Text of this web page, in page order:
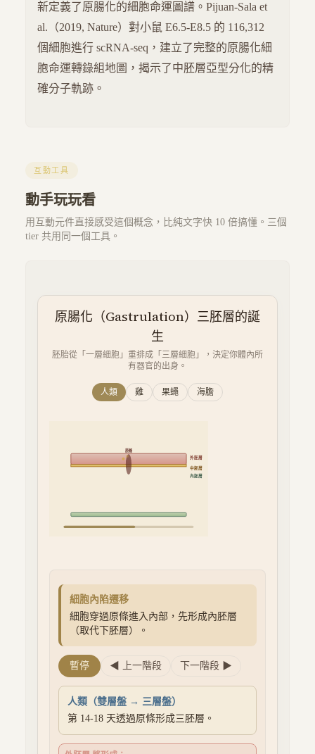
新定義了原腸化的細胞命運圖譜。Pijuan-Sala et
al.（2019, Nature）對小鼠 E6.5-E8.5 的 116,312
個細胞進行 scRNA-seq，建立了完整的原腸化細
胞命運轉錄組地圖，揭示了中胚層亞型分化的精
確分子軌跡。
互動工具
動手玩玩看
用互動元件直接感受這個概念，比純文字快 10 倍搞懂。三個
tier 共用同一個工具。
原腸化（Gastrulation）三胚層的誕
生
胚胎從「一層細胞」重排成「三層細胞」，決定你體內所
有器官的出身。
人類 雞 果蠅 海膽
原條
外胚層
中胚層
內胚層
細胞內陷遷移
細胞穿過原條進入內部，先形成內胚層
（取代下胚層）。
暫停 ◀ 上一階段 下一階段 ▶
人類（雙層盤 → 三層盤）
第 14-18 天透過原條形成三胚層。